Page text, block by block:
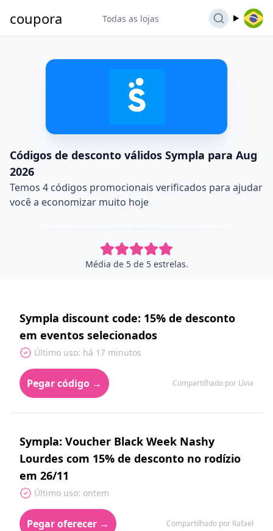
coupora Todas as lojas
Códigos de desconto válidos Sympla para Aug
2026
Temos 4 códigos promocionais verificados para ajudar
você a economizar muito hoje
Média de 5 de 5 estrelas.
Sympla discount code: 15% de desconto
em eventos selecionados
Último uso: há 17 minutos
Pegar código → Compartilhado por Lívia
Sympla: Voucher Black Week Nashy
Lourdes com 15% de desconto no rodízio
em 26/11
Último uso: ontem
Pegar oferecer → Compartilhado por Rafael